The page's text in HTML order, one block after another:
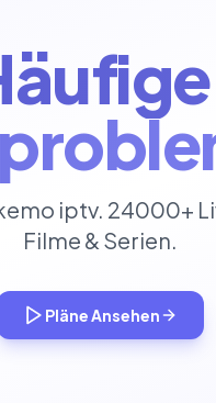
iptv. 24000+
Filme & Serien.
Pläne Ansehen